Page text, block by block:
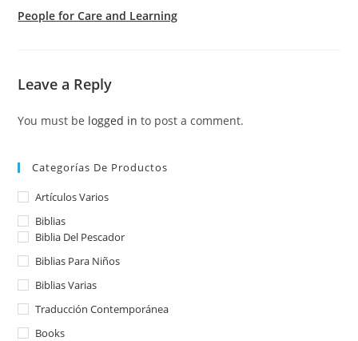
People for Care and Learning
Leave a Reply
You must be logged in to post a comment.
Categorías De Productos
Artículos Varios
Biblias
Biblia Del Pescador
Biblias Para Niños
Biblias Varias
Traducción Contemporánea
Books